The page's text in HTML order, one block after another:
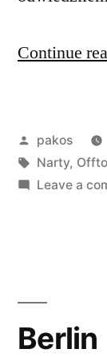
Continue
Posted
by
pakos
Tags:
Narty,
Leave a
Berlin